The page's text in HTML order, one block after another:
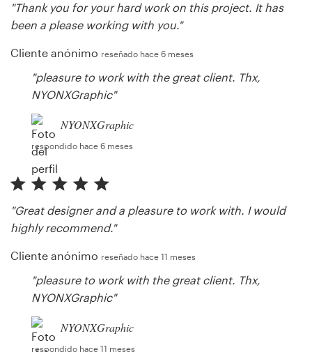
"Thank you for your hard work on this project. It has
been a please working with you."
Cliente anónimo reseñado hace 6 meses
"pleasure to work with the great client. Thx,
NYONXGraphic"
NYONXGraphic
respondido hace 6 meses
"Great designer and a pleasure to work with. I would
highly recommend."
Cliente anónimo reseñado hace 11 meses
"pleasure to work with the great client. Thx,
NYONXGraphic"
NYONXGraphic
respondido hace 11 meses